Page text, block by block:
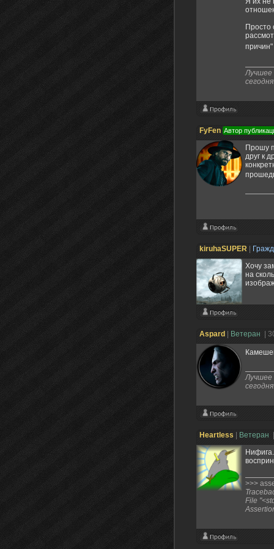
Просто
причин"
Лучшее
FyFen Автор
Прошу
друг к
kiruhaSUPER
Хочу
на
Aspard Ветеран |
Лучшее
Heartless Ветеран
>>>
File